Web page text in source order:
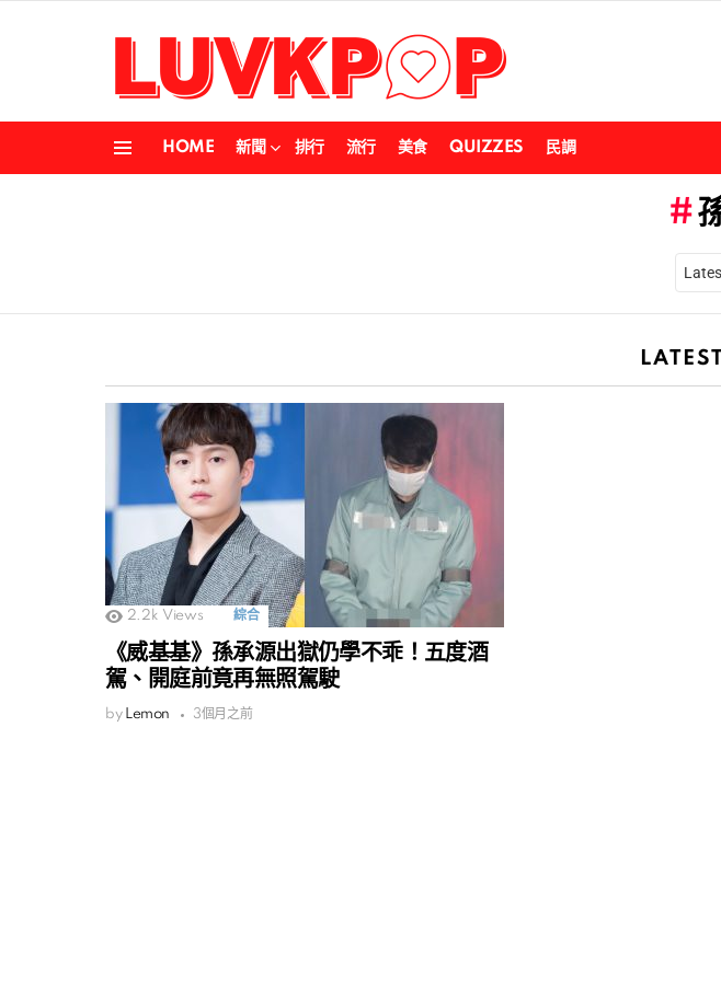
HOME 新聞 排行 流行 美食 QUIZZES 民調
2.2k Views 綜合
《威基基》孫承源出獄仍學不乖！五度酒
駕、開庭前竟再無照駕駛
by Lemon 3個月之前